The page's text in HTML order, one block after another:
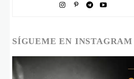
SÍGUEME EN INSTAGRAM